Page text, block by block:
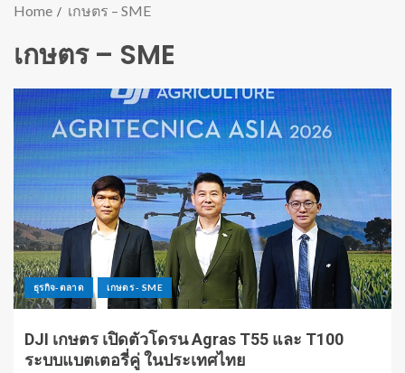
Home เกษตร – SME
เกษตร – SME
ธุรกิจ-ตลาด เกษตร - SME
DJI เกษตร เปิดตัวโดรน Agras T55 และ T100
ระบบแบตเตอรี่คู่ ในประเทศไทย